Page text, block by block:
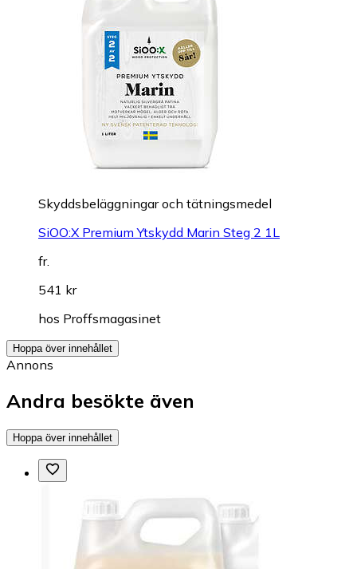
Skyddsbeläggningar och tätningsmedel
SiOO:X Premium Ytskydd Marin Steg 2 1L
fr.
541 kr
hos Proffsmagasinet
Hoppa över innehållet
Annons
Andra besökte även
Hoppa över innehållet